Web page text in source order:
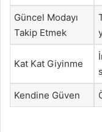
Güncel Modayı
Takip Etmek
Kat Kat Giyinme
Kendine Güven